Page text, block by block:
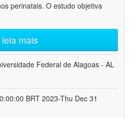
perinatais. O estudo objetiva
leia mais
Federal de Alagoas - AL
BRT 2023-Thu Dec 31